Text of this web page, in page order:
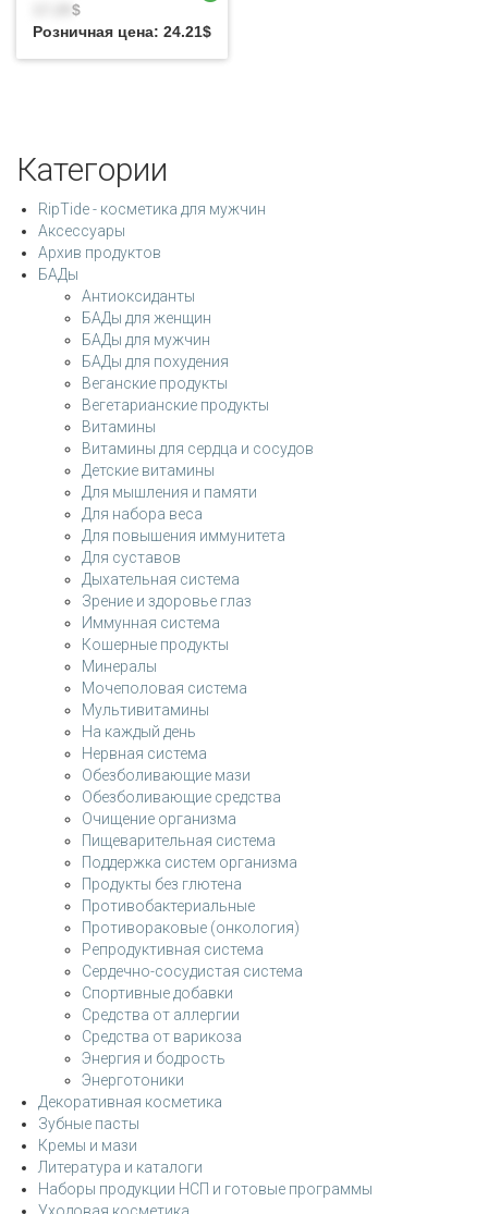
$
Розничная цена: 24.21$
Категории
RipTide - косметика для мужчин
Аксессуары
Архив продуктов
БАДы
Антиоксиданты
БАДы для женщин
БАДы для мужчин
БАДы для похудения
Веганские продукты
Вегетарианские продукты
Витамины
Витамины для сердца и сосудов
Детские витамины
Для мышления и памяти
Для набора веса
Для повышения иммунитета
Для суставов
Дыхательная система
Зрение и здоровье глаз
Иммунная система
Кошерные продукты
Минералы
Мочеполовая система
Мультивитамины
На каждый день
Нервная система
Обезболивающие мази
Обезболивающие средства
Очищение организма
Пищеварительная система
Поддержка систем организма
Продукты без глютена
Противобактериальные
Противораковые (онкология)
Репродуктивная система
Сердечно-сосудистая система
Спортивные добавки
Средства от аллергии
Средства от варикоза
Энергия и бодрость
Энерготоники
Декоративная косметика
Зубные пасты
Кремы и мази
Литература и каталоги
Наборы продукции НСП и готовые программы